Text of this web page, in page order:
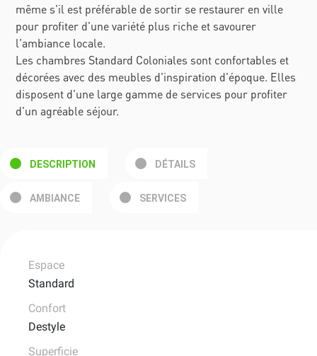
même s'il est préférable de sortir se restaurer en ville
pour profiter d'une variété plus riche et savourer
l'ambiance locale.
Les chambres Standard Coloniales sont confortables et
décorées avec des meubles d'inspiration d'époque. Elles
disposent d'une large gamme de services pour profiter
d'un agréable séjour.
DESCRIPTION DÉTAILS
AMBIANCE SERVICES
Espace
Standard
Confort
Destyle
Superficie